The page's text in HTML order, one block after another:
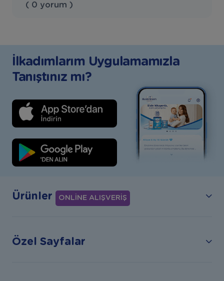
( 0 yorum )
İlkadımlarım Uygulamamızla
Tanıştınız mı?
Ürünler ONLİNE ALIŞVERİŞ
Özel Sayfalar